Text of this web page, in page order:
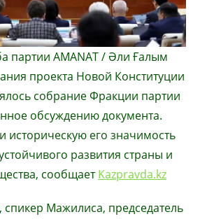
партии AMANAT / Әли Ғалым
проекта Новой Конституции
собрание Фракции партии
обсуждению документа.
историческую его значимость
развития страны и
сообщаетKazpravda.kz
спикер Мажилиса, председатель